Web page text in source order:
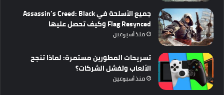
جميع الأسلحة في Assassin’s Creed: Black
Flag Resynced وكيف تحصل عليها
منذ أسبوعين
تسريحات المطورين مستمرة: لماذا تنجح
الألعاب وتفشل الشركات؟
منذ أسبوعين